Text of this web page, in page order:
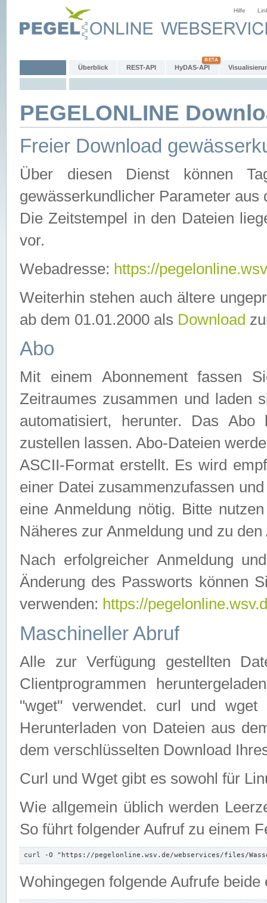
Hilfe
Überblick REST-API HyDAS-API
PEGELONLINE
Freier Download
Über diesen Dienst können
gewässerkundlicher Parameter aus
Die Zeitstempel in den Dateien
vor.
Webadresse: https://
Weiterhin stehen auch ältere
ab dem 01.01.2000 als Download
Abo
Mit einem Abonnement fassen
Zeitraumes zusammen und laden
automatisiert, herunter. Das
zustellen lassen. Abo-Dateien
ASCII-Format erstellt. Es wird
einer Datei zusammenzufassen
eine Anmeldung nötig. Bitte
Näheres zur Anmeldung und zu
Nach erfolgreicher Anmeldung
Änderung des Passworts können
verwenden: https://
Maschineller Abruf
Alle zur Verfügung gestellten
Clientprogrammen
"wget" verwendet. curl und wget
Herunterladen von Dateien aus
dem verschlüsselten Download
Curl und Wget gibt es sowohl für
Wie allgemein üblich werden
So führt folgender Aufruf zu einem
curl -O "https://pegelonline.wsv.de/webservices/files/
Wohingegen folgende Aufrufe beide